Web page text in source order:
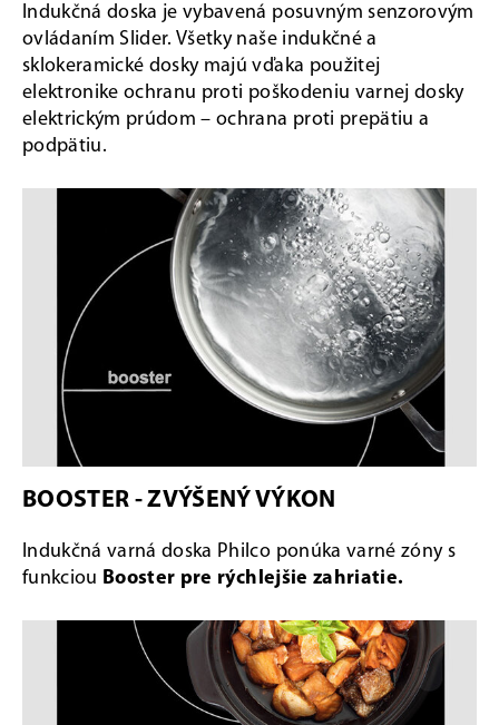
Indukčná doska je vybavená posuvným senzorovým
ovládaním Slider. Všetky naše indukčné a
sklokeramické dosky majú vďaka použitej
elektronike ochranu proti poškodeniu varnej dosky
elektrickým prúdom – ochrana proti prepätiu a
podpätiu.
BOOSTER - ZVÝŠENÝ VÝKON
Indukčná varná doska Philco ponúka varné zóny s
funkciou Booster pre rýchlejšie zahriatie.